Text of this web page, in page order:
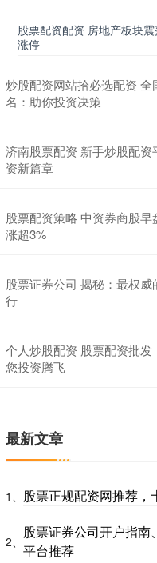
股票配资配资 房地产板块
涨停
炒股配资网站拾必选配资
名：助你投资决策
济南股票配资 新手炒股配
资新篇章
股票配资策略 中资券商股
涨超3%
股票证券公司 揭秘：最权
行
个人炒股配资 股票配资批发
您投资腾飞
最新文章
1、 股票正规配资网推荐，
2、
股票证券公司开户指南
平台推荐